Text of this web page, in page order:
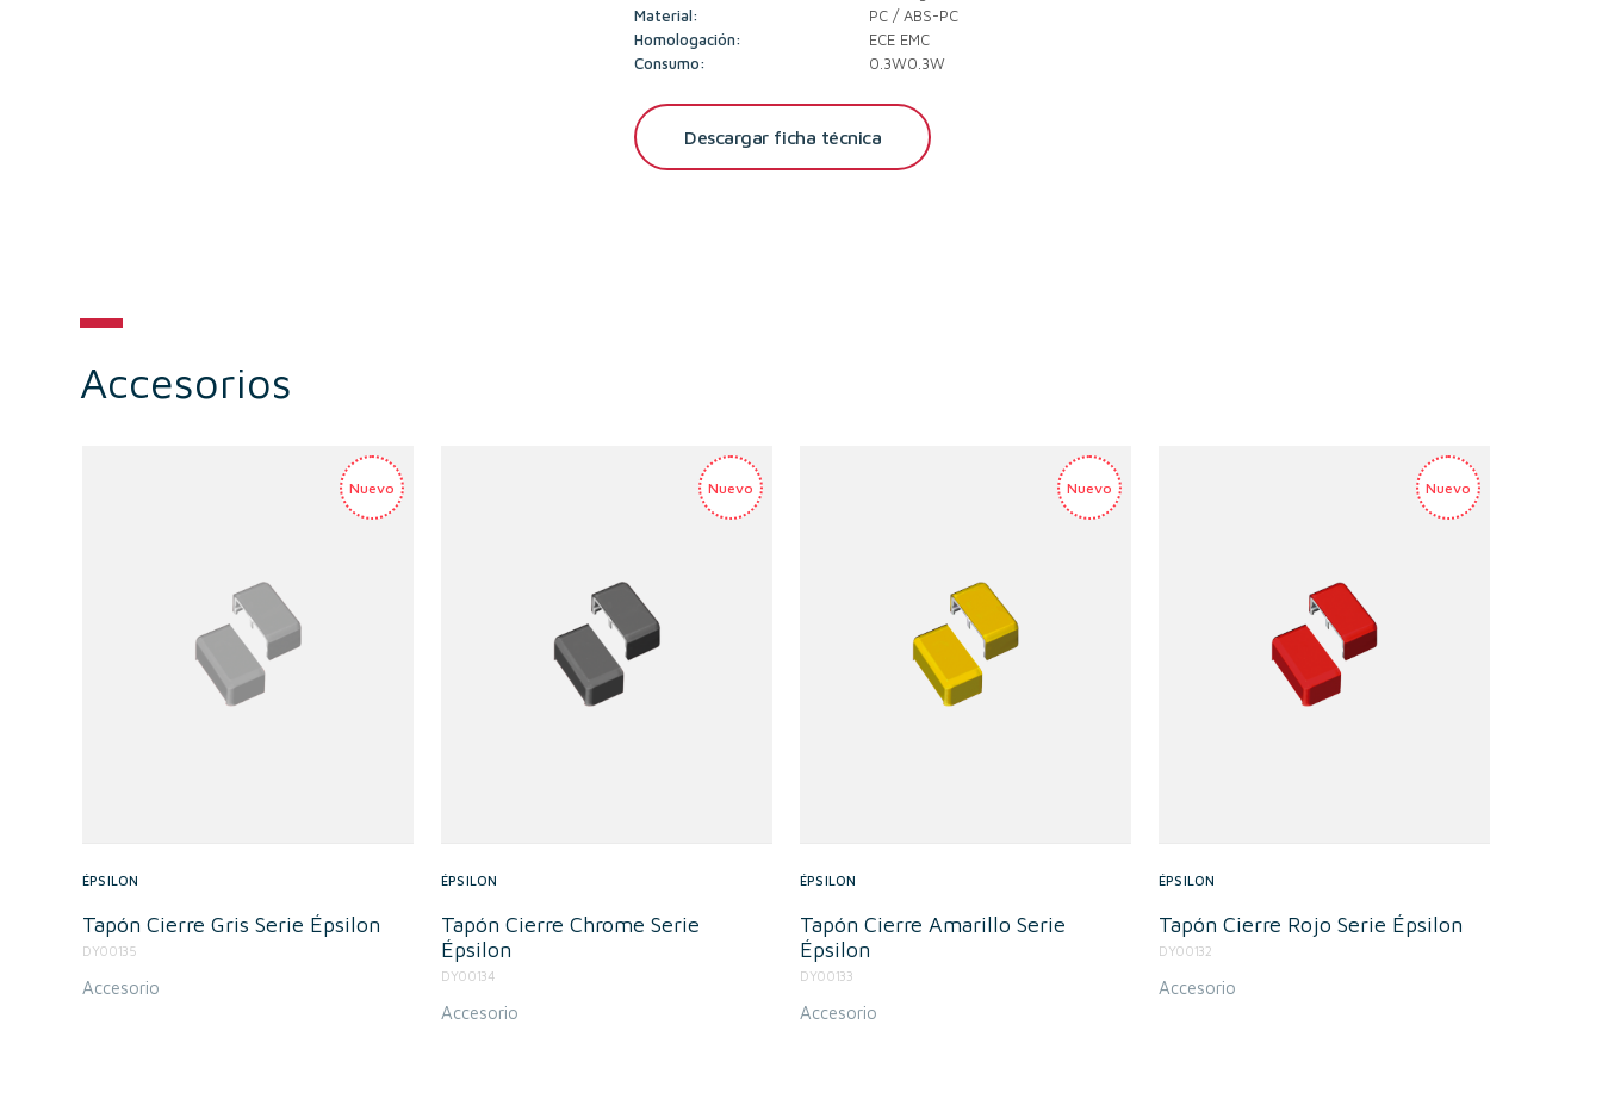
Material:
PC / ABS-PC
Homologación:
ECE EMC
Consumo:
0.3W0.3W
Descargar ficha técnica
Accesorios
ÉPSILON
Tapón Cierre Gris Serie Épsilon
DY00135
Accesorio
ÉPSILON
Tapón Cierre Chrome Serie
Épsilon
DY00134
Accesorio
ÉPSILON
Tapón Cierre Amarillo Serie
Épsilon
DY00133
Accesorio
ÉPSILON
Tapón Cierre Rojo Serie Épsilon
DY00132
Accesorio